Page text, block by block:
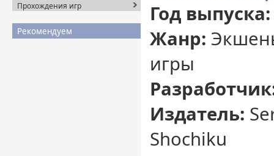
Прохождения игр
Рекомендуем
Год выпуска:
Жанр:
игры
Издатель:
Shochiku